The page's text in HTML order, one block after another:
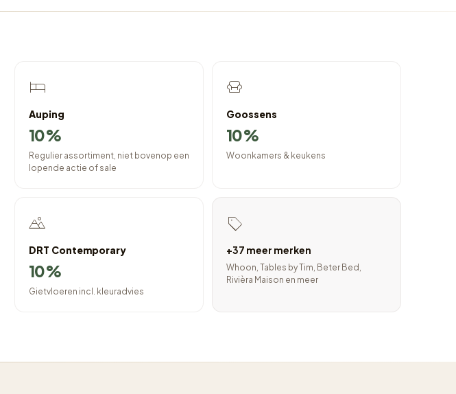
Auping
10%
Regulier assortiment, niet bovenop een
lopende actie of sale
Goossens
10%
Woonkamers & keukens
DRT Contemporary
10%
Gietvloeren incl. kleuradvies
+37 meer merken
Whoon, Tables by Tim, Beter Bed,
Rivièra Maison en meer